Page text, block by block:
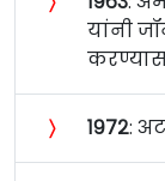
यांनी
〉 १९७२: